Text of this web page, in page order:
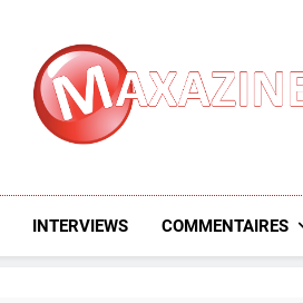
Maxazine.fr
INTERVIEWS COMMENTAIRES